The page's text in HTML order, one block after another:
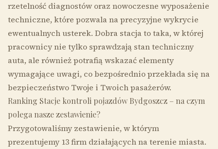
rzetelność diagnostów oraz nowoczesne wyposażenie
techniczne, które pozwala na precyzyjne wykrycie
ewentualnych usterek. Dobra stacja to taka, w której
pracownicy nie tylko sprawdzają stan techniczny
auta, ale również potrafią wskazać elementy
wymagające uwagi, co bezpośrednio przekłada się na
bezpieczeństwo Twoje i Twoich pasażerów.
Ranking Stacje kontroli pojazdów Bydgoszcz – na czym
polega nasze zestawienie?
Przygotowaliśmy zestawienie, w którym
prezentujemy 13 firm działających na terenie miasta.